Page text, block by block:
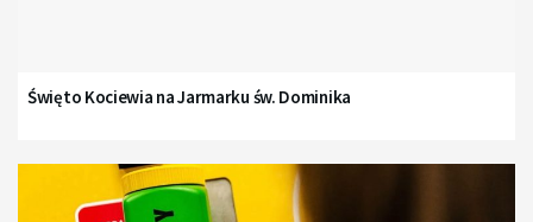
Święto Kociewia na Jarmarku św. Dominika